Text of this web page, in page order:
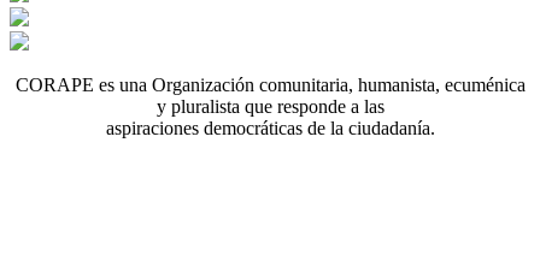
CORAPE es una Organización comunitaria, humanista, ecuménica
y pluralista que responde a las
aspiraciones democráticas de la ciudadanía.